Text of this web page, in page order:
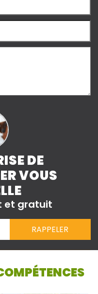
DE
VOUS
et gratuit